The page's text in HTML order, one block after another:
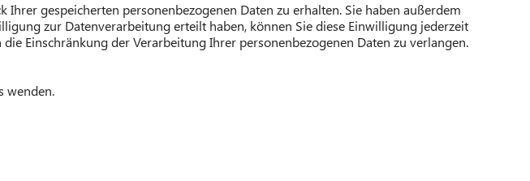
gespeicherten personenbezogenen Daten zu erhalten. Sie haben außerdem
zur Datenverarbeitung erteilt haben, können Sie diese Einwilligung jederzeit
Einschränkung der Verarbeitung Ihrer personenbezogenen Daten zu verlangen.
wenden.